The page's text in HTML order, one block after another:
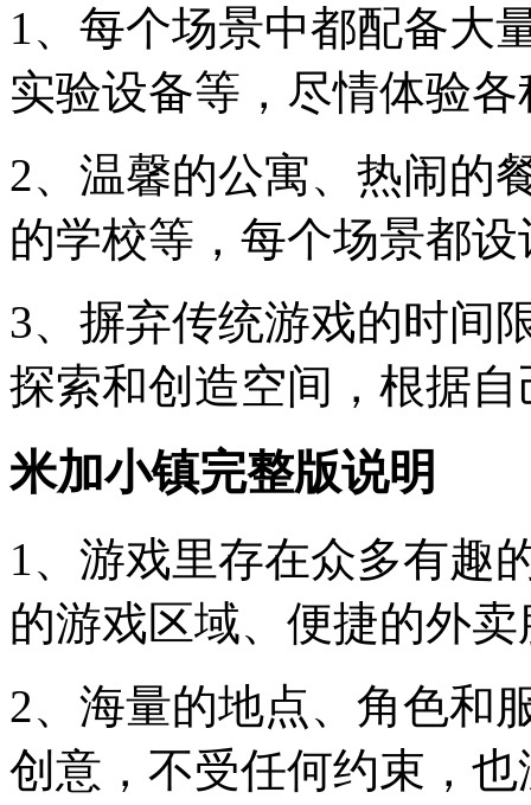
1、每个场景中都配备大
实验设备等，尽情体验
2、温馨的公寓、热闹的
的学校等，每个场景都
3、摒弃传统游戏的时间
探索和创造空间，根据
米加小镇完整版说明
1、游戏里存在众多有趣
的游戏区域、便捷的外
2、海量的地点、角色和
创意，不受任何约束，